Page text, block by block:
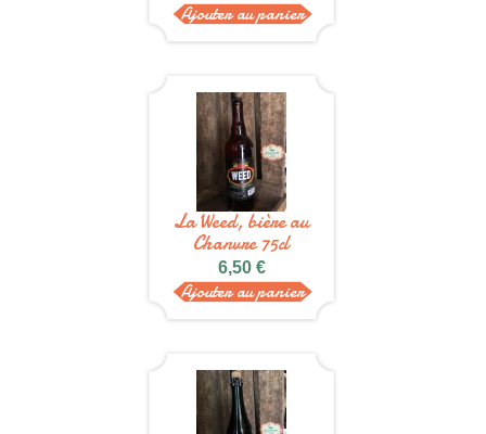
Ajouter au panier
La Weed, bière au
Chanvre 75cl
6,50 €
Ajouter au panier